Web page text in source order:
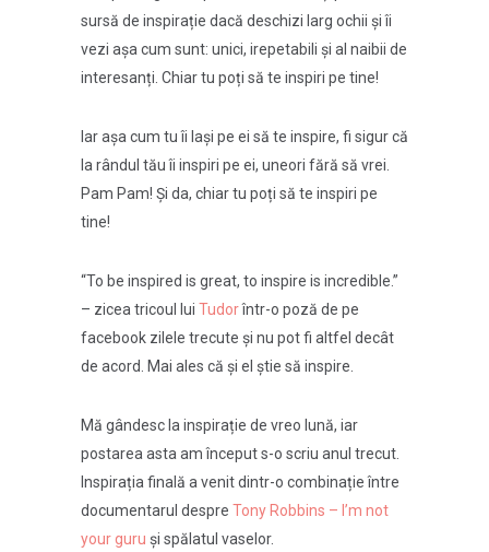
sursă de inspirație dacă deschizi larg ochii și îi
vezi așa cum sunt: unici, irepetabili și al naibii de
interesanți. Chiar tu poți să te inspiri pe tine!
Iar așa cum tu îi lași pe ei să te inspire, fi sigur că
la rândul tău îi inspiri pe ei, uneori fără să vrei.
Pam Pam! Și da, chiar tu poți să te inspiri pe
tine!
“To be inspired is great, to inspire is incredible.”
– zicea tricoul lui Tudorîntr-o poză de pe
facebook zilele trecute și nu pot fi altfel decât
de acord. Mai ales că și el știe să inspire.
Mă gândesc la inspirație de vreo lună, iar
postarea asta am început s-o scriu anul trecut.
Inspirația finală a venit dintr-o combinație între
documentarul despre Tony Robbins – I’m not
your guru și spălatul vaselor.